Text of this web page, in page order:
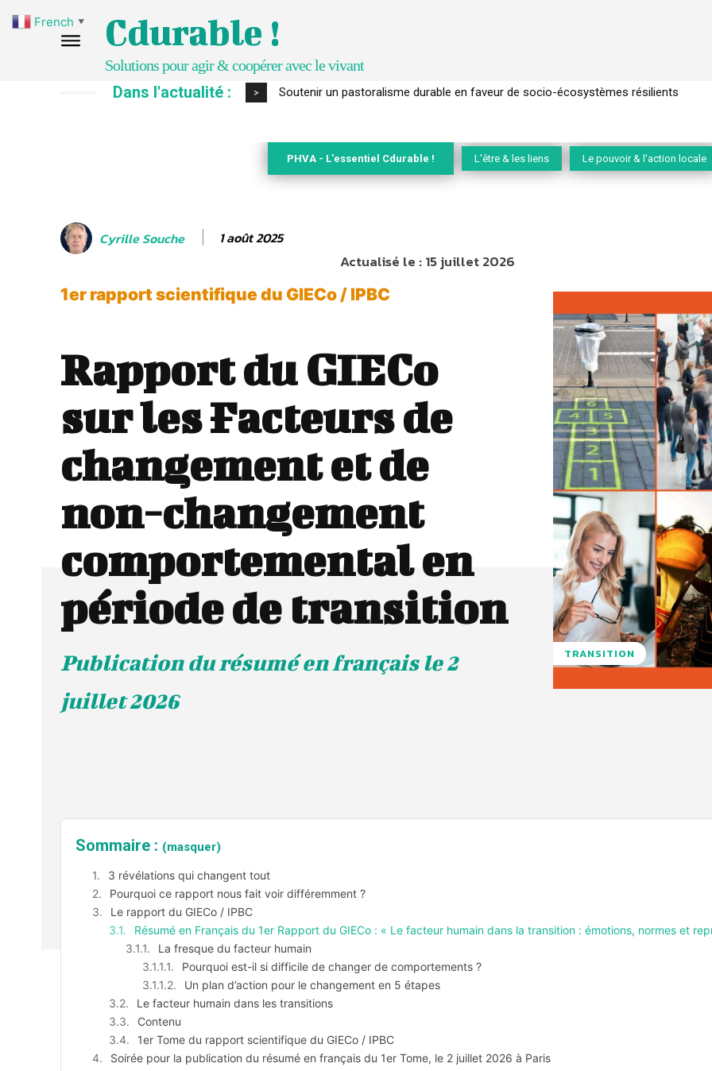
Cdurable !
Solutions pour agir & coopérer avec le vivant
Dans l'actualité : > S’inspirer de l’arbre pour un modèle économique régénératif du vivant …
PHVA - L'essentiel Cdurable ! L'être & les liens Le pouvoir & l'action locale
Cyrille Souche 1 août 2025
Actualisé le :15 juillet 2026
1er rapport scientifique du GIECo / IPBC
Rapport du GIECo
sur les Facteurs de
changement et de
non-changement
comportemental en
période de transition
Publication du résumé en français le 2
juillet 2026
TRANSITION
Sommaire : (masquer)
3 révélations qui changent tout
Pourquoi ce rapport nous fait voir différemment ?
Le rapport du GIECo / IPBC
Résumé en Français du 1er Rapport du GIECo : « Le facteur humain dans la transition : émotions, normes et
La fresque du facteur humain
Pourquoi est-il si difficile de changer de comportements ?
Un plan d’action pour le changement en 5 étapes
Le facteur humain dans les transitions
Contenu
1er Tome du rapport scientifique du GIECo / IPBC
Soirée pour la publication du résumé en français du 1er Tome, le 2 juillet 2026 à Paris
French ▼